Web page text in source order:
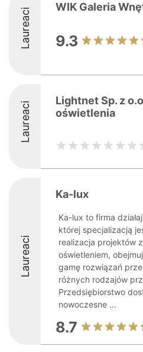
Laureaci WIK Galeria
9.3
Laureaci
Lightnet Sp. z
oświetlenia
Laureaci
Ka-lux
Ka-lux to firma
której specjalizacją
realizacja projektów
oświetleniem,
gamę rozwiązań
różnych rodzajów
Przedsiębiorstwo
nowoczesne ...
8.7